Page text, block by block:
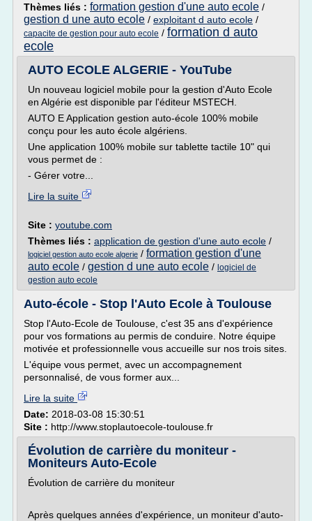
Thèmes liés : formation gestion d'une auto ecole /
gestion d une auto ecole / exploitant d auto ecole /
capacite de gestion pour auto ecole / formation d auto
ecole
AUTO ECOLE ALGERIE - YouTube
Un nouveau logiciel mobile pour la gestion d'Auto Ecole
en Algérie est disponible par l'éditeur MSTECH.
AUTO E Application gestion auto-école 100% mobile
conçu pour les auto école algériens.
Une application 100% mobile sur tablette tactile 10" qui
vous permet de :
- Gérer votre...
Lire la suite
Site : youtube.com
Thèmes liés : application de gestion d'une auto ecole /
logiciel gestion auto ecole algerie / formation gestion d'une
auto ecole / gestion d une auto ecole / logiciel de
gestion auto ecole
Auto-école - Stop l'Auto Ecole à Toulouse
Stop l'Auto-Ecole de Toulouse, c'est 35 ans d'expérience
pour vos formations au permis de conduire. Notre équipe
motivée et professionnelle vous accueille sur nos trois sites.
L'équipe vous permet, avec un accompagnement
personnalisé, de vous former aux...
Lire la suite
Date: 2018-03-08 15:30:51
Site : http://www.stoplautoecole-toulouse.fr
Évolution de carrière du moniteur -
Moniteurs Auto-Ecole
Évolution de carrière du moniteur
Après quelques années d'expérience, un moniteur d'auto-